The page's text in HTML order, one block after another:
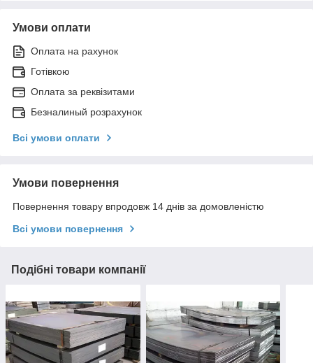
Умови оплати
Оплата на рахунок
Готівкою
Оплата за реквізитами
Безналиный розрахунок
Всі умови оплати
Умови повернення
Повернення товару впродовж 14 днів за домовленістю
Всі умови повернення
Подібні товари компанії